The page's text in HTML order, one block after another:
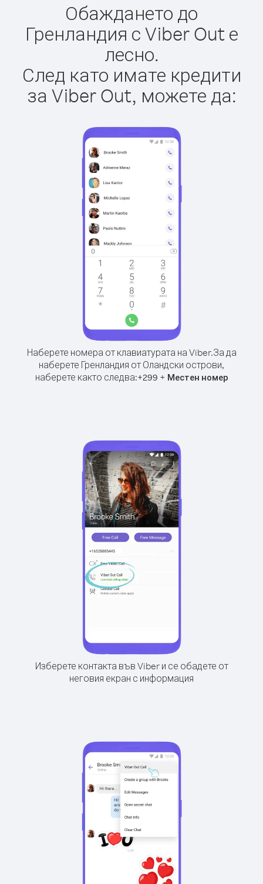
Обаждането до
Гренландия с Viber Out е
лесно.
След като имате кредити
за Viber Out, можете да:
Наберете номера от клавиатурата на Viber.За да
наберете Гренландия от Оландски острови,
наберете както следва:+299 + Местен номер
Изберете контакта във Viber и се обадете от
неговия екран с информация